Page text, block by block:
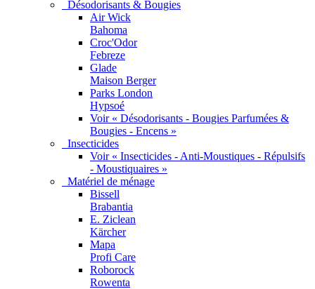
Désodorisants & Bougies
Air Wick
Bahoma
Croc'Odor
Febreze
Glade
Maison Berger
Parks London
Hypsoé
Voir « Désodorisants - Bougies Parfumées &
Bougies - Encens »
Insecticides
Voir « Insecticides - Anti-Moustiques - Répulsifs
- Moustiquaires »
Matériel de ménage
Bissell
Brabantia
E. Ziclean
Kärcher
Mapa
Profi Care
Roborock
Rowenta